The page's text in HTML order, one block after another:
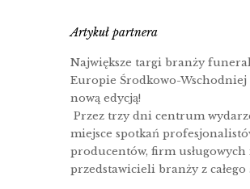
Artykuł partnera
Największe targi branży
Europie Środkowo-Wschodniej
nową edycją!
Przez trzy dni centrum
miejsce spotkań
producentów, firm usługowych
przedstawicieli branży z całego